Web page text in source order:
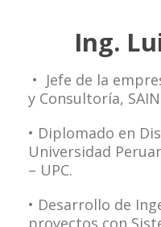
Ing.
• Jefe de la
y Consultoría,
• Diplomado en
Universidad
– UPC.
• Desarrollo de